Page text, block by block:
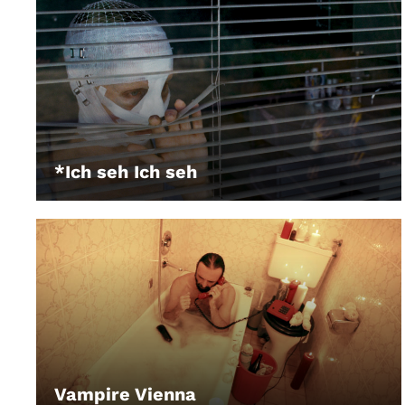
*Ich seh Ich seh
Vampire Vienna
LEIHEN